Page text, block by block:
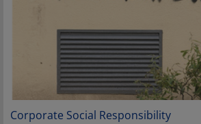
Corporate Social Responsibility